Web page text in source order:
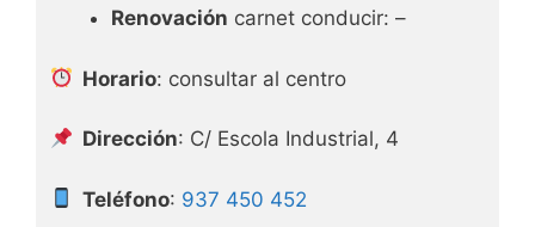
Renovación carnet conducir: –
Horario: consultar al centro
Dirección: C/ Escola Industrial, 4
Teléfono: 937 450 452